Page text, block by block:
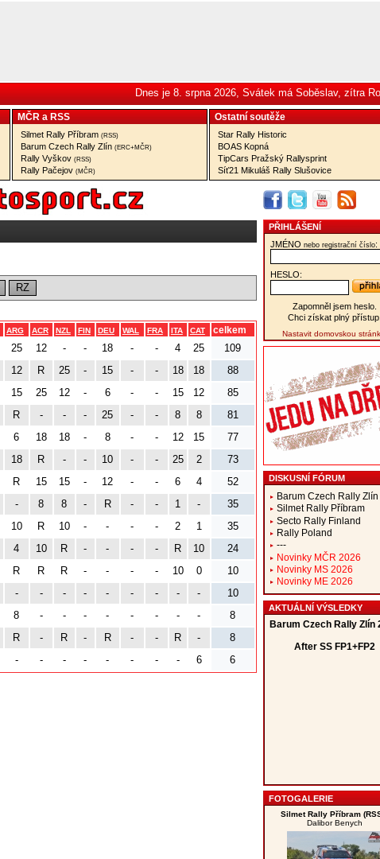
Dnes je 8. srpna 2026, Svátek má Soběslav, zítra
MČR a RSS
Silmet Rally Příbram (RSS)
Barum Czech Rally Zlín (ERC+MČR)
Rally Vyškov (RSS)
Rally Pačejov (MČR)
Ostatní­ soutěže
Star Rally Historic
BOAS Kopná
TipCars Pražský Rallysprint
Síť21 Mikuláš Rally Slušovice
RZ
ARG ACR NZL FIN DEU WAL FRA ITA CAT celkem
25 12 - - 18 - - 4 25
109
12 R 25 - 15 - - 18 18
88
15 25 12 - 6 - - 15 12
85
R - - - 25 - - 8 8
81
6 18 18 - 8 - - 12 15
77
18 R - - 10 - - 25 2
73
R 15 15 - 12 - - 6 4
52
- 8 8 - R - - 1 -
35
10 R 10 - - - - 2 1
35
4 10 R - - - - R 10
24
R R R - - - - 10 0
10
- - - - - - - - -
10
8 - - - - - - - -
8
R - R - R - - R -
8
- - - - - - - - 6 6
PŘIHLÁŠENÍ
JMÉNO nebo registrační číslo:
HESLO:
Zapomněl jsem heslo.
Chci získat plný přístup.
Nastavit domovskou
DISKUSNÍ FÓRUM
Barum Czech Rally Zlín
Silmet Rally Příbram
Secto Rally Finland
Rally Poland
---
Novinky MČR 2026
Novinky MS 2026
Novinky ME 2026
AKTUÁLNÍ VÝSLEDKY
FOTOGALERIE
Silmet Rally Příbram
Dalibor Benych